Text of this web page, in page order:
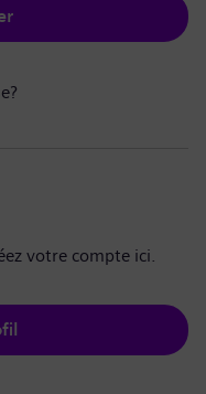
votre compte ici.